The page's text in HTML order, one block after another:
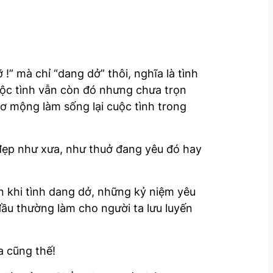
mà chỉ “dang dở” thôi, nghĩa là tình
tình vẫn còn đó nhưng chưa trọn
mộng làm sống lại cuộc tình trong
như xưa, như thuở đang yêu đó hay
khi tình dang dở, những kỷ niệm yêu
thường làm cho người ta lưu luyến
cũng thế!